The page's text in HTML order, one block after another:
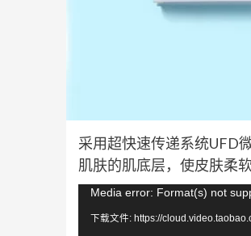
采用超快速传递系统UFD
肌肤的肌底层，使皮肤柔
视
频
Media error: Format(s) not
下载文件: https://